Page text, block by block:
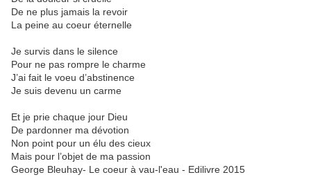
De ne plus jamais la revoir
La peine au coeur éternelle
Je survis dans le silence
Pour ne pas rompre le charme
J’ai fait le voeu d’abstinence
Je suis devenu un carme
Et je prie chaque jour Dieu
De pardonner ma dévotion
Non point pour un élu des cieux
Mais pour l’objet de ma passion
George Bleuhay- Le coeur à vau-l'eau - Edilivre 2015